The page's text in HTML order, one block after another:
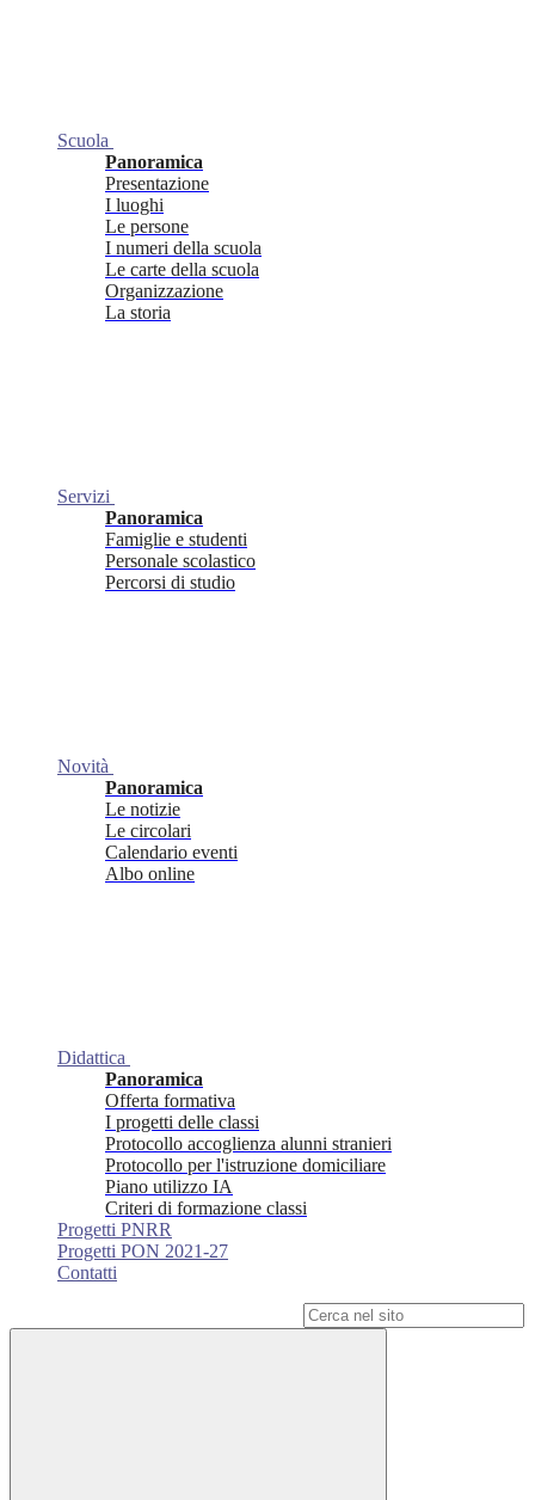
Scuola
Panoramica
Presentazione
I luoghi
Le persone
I numeri della scuola
Le carte della scuola
Organizzazione
La storia
Servizi
Panoramica
Famiglie e studenti
Personale scolastico
Percorsi di studio
Novità
Panoramica
Le notizie
Le circolari
Calendario eventi
Albo online
Didattica
Panoramica
Offerta formativa
I progetti delle classi
Protocollo accoglienza alunni stranieri
Protocollo per l'istruzione domiciliare
Piano utilizzo IA
Criteri di formazione classi
Progetti PNRR
Progetti PON 2021-27
Contatti